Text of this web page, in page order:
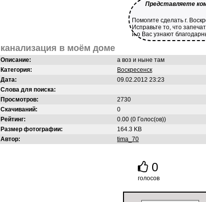
Представляете
Помогите сделать г.
Исправьте то, что
и о Вас узнают
канализация в моём доме
Описание:
а воз и ныне там
Категория:
Воскресенск
Дата:
09.02.2012 23:23
Слова для поиска:
Просмотров:
2730
Скачиваний:
0
Рейтинг:
0.00 (0 Голос(ов))
Размер фотографии:
164.3 KB
Автор:
tima_70
0
голосов